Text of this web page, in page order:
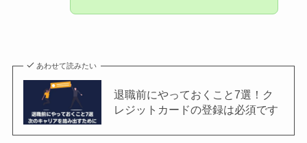
あわせて読みたい
退職前にやっておくこと7選！ク
レジットカードの登録は必須です